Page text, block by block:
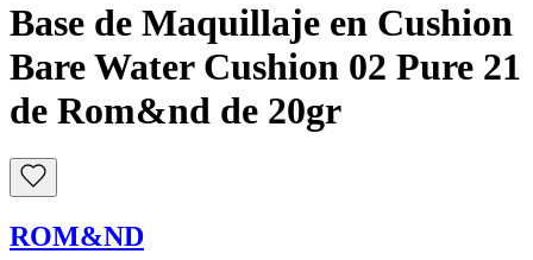
Base de Maquillaje en Cushion
Bare Water Cushion 02 Pure 21
de Rom&nd de 20gr
ROM&ND